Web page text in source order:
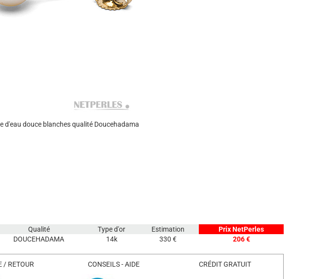
d'eau douce blanches qualité Doucehadama
Qualité Type d'or Estimation
Prix NetPerles
DOUCEHADAMA 14k 330 € 206 €
/ RETOUR CONSEILS - AIDE CRÉDIT GRATUIT